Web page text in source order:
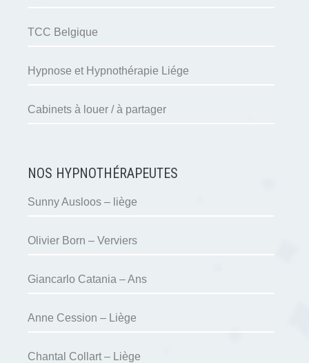
TCC Belgique
Hypnose et Hypnothérapie Liége
Cabinets à louer / à partager
NOS HYPNOTHÉRAPEUTES
Sunny Ausloos – liège
Olivier Born – Verviers
Giancarlo Catania – Ans
Anne Cession – Liège
Chantal Collart – Liège